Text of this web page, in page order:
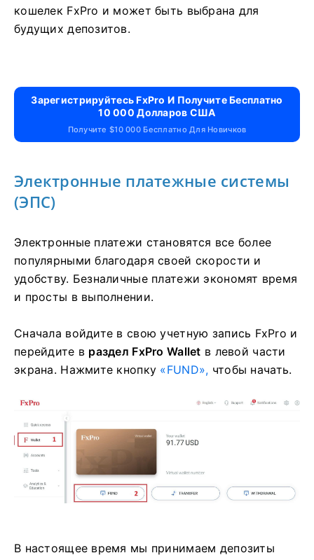
кошелек FxPro и может быть выбрана для
будущих депозитов.
Зарегистрируйтесь FxPro И Получите Бесплатно
10 000 Долларов США
Получите $10 000 Бесплатно Для Новичков
Электронные платежные системы
(ЭПС)
Электронные платежи становятся все более
популярными благодаря своей скорости и
удобству. Безналичные платежи экономят время
и просты в выполнении.
Сначала войдите в свою учетную запись FxPro и
перейдите в раздел FxPro Wallet в левой части
экрана. Нажмите кнопку «FUND», чтобы начать.
В настоящее время мы принимаем депозиты